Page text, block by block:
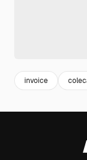
invoice